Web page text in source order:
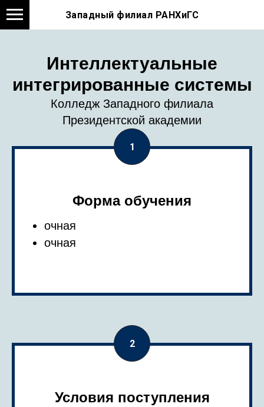
Западный филиал РАНХиГС
Интеллектуальные
интегрированные системы
Колледж Западного филиала
Президентской академии
Форма обучения
очная
очная
Условия поступления